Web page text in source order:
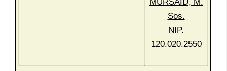
Sos.
NIP.
120.020.2550